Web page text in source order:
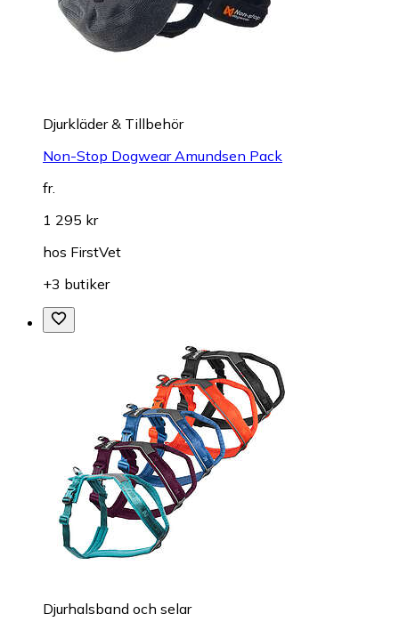
Djurkläder & Tillbehör
Non-Stop Dogwear Amundsen Pack
fr.
1 295 kr
hos FirstVet
+3 butiker
Djurhalsband och selar